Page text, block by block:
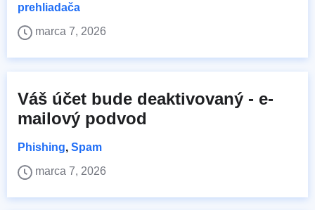
prehliadača
marca 7, 2026
Váš účet bude deaktivovaný - e-
mailový podvod
Phishing, Spam
marca 7, 2026